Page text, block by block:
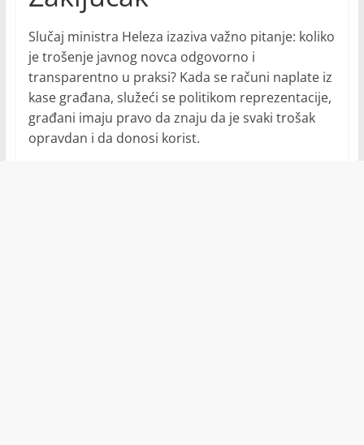
Slučaj ministra Heleza izaziva važno pitanje: koliko
je trošenje javnog novca odgovorno i
transparentno u praksi? Kada se računi naplate iz
kase građana, služeći se politikom reprezentacije,
građani imaju pravo da znaju da je svaki trošak
opravdan i da donosi korist.